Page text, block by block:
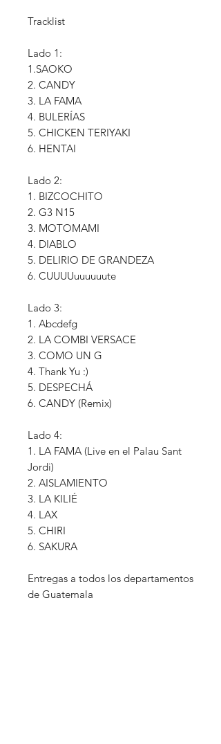
Tracklist
Lado 1:
1.SAOKO
2. CANDY
3. LA FAMA
4. BULERÍAS
5. CHICKEN TERIYAKI
6. HENTAI
Lado 2:
1. BIZCOCHITO
2. G3 N15
3. MOTOMAMI
4. DIABLO
5. DELIRIO DE GRANDEZA
6. CUUUUuuuuuute
Lado 3:
1. Abcdefg
2. LA COMBI VERSACE
3. COMO UN G
4. Thank Yu :)
5. DESPECHÁ
6. CANDY (Remix)
Lado 4:
1. LA FAMA (Live en el Palau Sant
Jordi)
2. AISLAMIENTO
3. LA KILIÉ
4. LAX
5. CHIRI
6. SAKURA
Entregas a todos los departamentos
de Guatemala